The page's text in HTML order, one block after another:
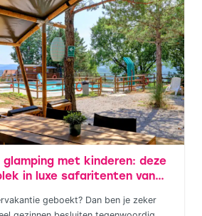
met kinderen: deze
in luxe safaritenten van
geboekt? Dan ben je zeker